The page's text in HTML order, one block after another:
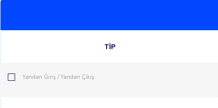
TİP
Yandan Giriş / Yandan Çıkış